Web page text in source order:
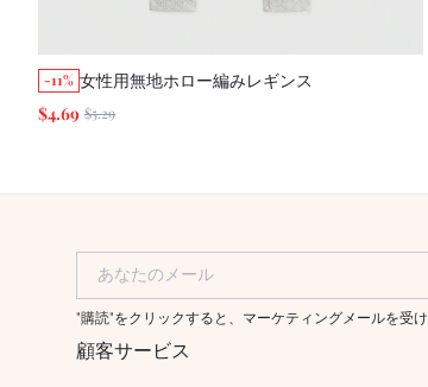
-11% 女性用無地ホロー編みレギンス
$4.69 $5.29
あなたのメール
"購読"をクリックすると、マーケティングメールを受
顧客サービス